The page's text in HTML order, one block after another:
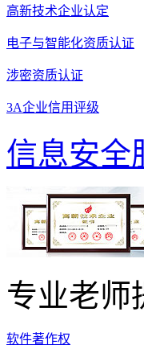
高新技术企业认定
电子与智能化资质认证
涉密资质认证
3A企业信用评级
信息安全
专业老师
软件著作权